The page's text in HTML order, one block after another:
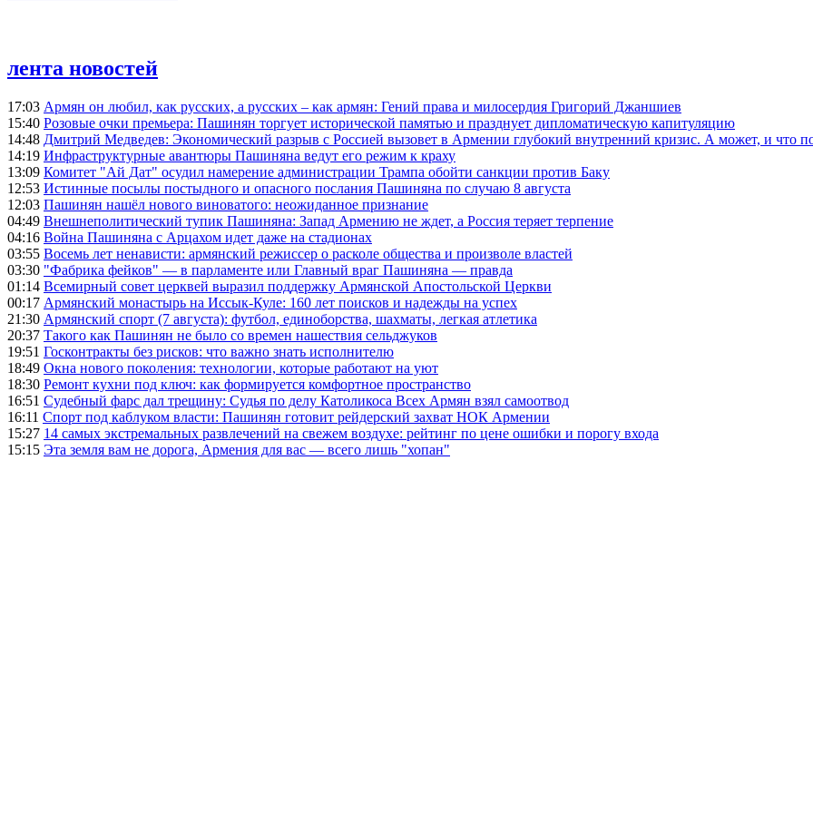
лента новостей
17:03 Армян он любил, как русских, а русских – как армян: Гений права и милосердия Григорий Джаншиев
15:40 Розовые очки премьера: Пашинян торгует исторической памятью и празднует дипломатическую капитуляцию
14:48 Дмитрий Медведев: Экономический разрыв с Россией вызовет в Армении глубокий внутренний кризис. А может, и что
14:19 Инфраструктурные авантюры Пашиняна ведут его режим к краху
13:09 Комитет "Ай Дат" осудил намерение администрации Трампа обойти санкции против Баку
12:53 Истинные посылы постыдного и опасного послания Пашиняна по случаю 8 августа
12:03 Пашинян нашёл нового виноватого: неожиданное признание
04:49 Внешнеполитический тупик Пашиняна: Запад Армению не ждет, а Россия теряет терпение
04:16 Война Пашиняна с Арцахом идет даже на стадионах
03:55 Восемь лет ненависти: армянский режиссер о расколе общества и произволе властей
03:30 "Фабрика фейков" — в парламенте или Главный враг Пашиняна — правда
01:14 Всемирный совет церквей выразил поддержку Армянской Апостольской Церкви
00:17 Армянский монастырь на Иссык-Куле: 160 лет поисков и надежды на успех
21:30 Армянский спорт (7 августа): футбол, единоборства, шахматы, легкая атлетика
20:37 Такого как Пашинян не было со времен нашествия сельджуков
19:51 Госконтракты без рисков: что важно знать исполнителю
18:49 Окна нового поколения: технологии, которые работают на уют
18:30 Ремонт кухни под ключ: как формируется комфортное пространство
16:51 Судебный фарс дал трещину: Судья по делу Католикоса Всех Армян взял самоотвод
16:11 Спорт под каблуком власти: Пашинян готовит рейдерский захват НОК Армении
15:27 14 самых экстремальных развлечений на свежем воздухе: рейтинг по цене ошибки и порогу входа
15:15 Эта земля вам не дорога, Армения для вас — всего лишь "хопан"